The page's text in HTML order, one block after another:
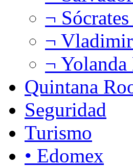
¬
¬
¬
Quintana
Seguridad
Turismo
• Edomex